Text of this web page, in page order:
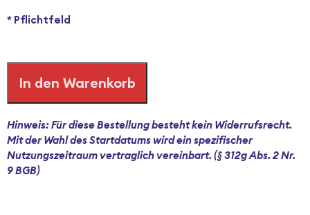
* Pflichtfeld
In den Warenkorb
Hinweis: Für diese Bestellung besteht kein Widerrufsrecht.
Mit der Wahl des Startdatums wird ein spezifischer
Nutzungszeitraum vertraglich vereinbart. (§ 312g Abs. 2 Nr.
9 BGB)